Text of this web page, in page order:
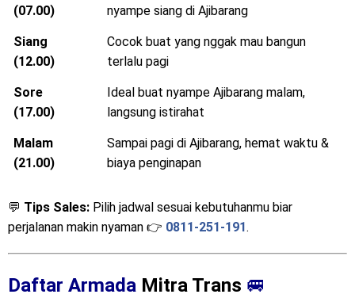
(07.00)
nyampe siang di Ajibarang
Siang
(12.00)
Cocok buat yang nggak mau bangun
terlalu pagi
Sore
(17.00)
Ideal buat nyampe Ajibarang malam,
langsung istirahat
Malam
(21.00)
Sampai pagi di Ajibarang, hemat waktu &
biaya penginapan
💬 Tips Sales: Pilih jadwal sesuai kebutuhanmu biar
perjalanan makin nyaman 👉 0811-251-191.
Daftar Armada Mitra Trans 🚐